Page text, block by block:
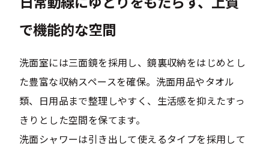
で機能的な空間
洗面室には三面鏡を採用し、鏡裏収納をはじめとし
た豊富な収納スペースを確保。洗面用品やタオル
類、日用品まで整理しやすく、生活感を抑えたすっ
きりとした空間を保てます。
洗面シャワーは引き出して使えるタイプを採用して